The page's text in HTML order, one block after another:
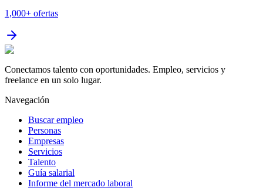
1,000+ ofertas
Conectamos talento con oportunidades. Empleo, servicios y
freelance en un solo lugar.
Navegación
Buscar empleo
Personas
Empresas
Servicios
Talento
Guía salarial
Informe del mercado laboral